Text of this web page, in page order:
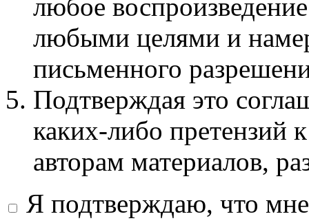
любое
любыми целями и
письменного
Подтверждая это
каких-либо претензий
авторам материалов,
Я подтверждаю, что